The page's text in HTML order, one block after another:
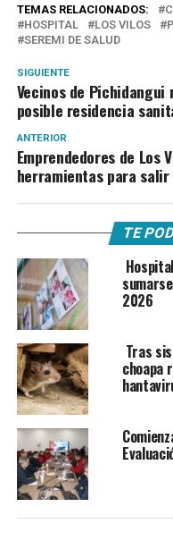
TEMAS RELACIONADOS:
HOSPITAL
LOS VILOS
SEREMI DE SALUD
SIGUIENTE
Vecinos de
posible residencia
ANTERIOR
Emprendedores de Los
herramientas para
TE
2026
Tras
choapa